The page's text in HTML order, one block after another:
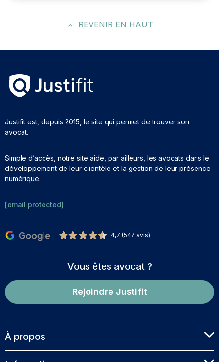
REVENIR EN HAUT
Justifit est, depuis 2015, le site qui permet de trouver son
avocat.
Simple d’accès, notre site aide, par ailleurs, les avocats dans le
développement de leur clientèle et la gestion de leur présence
numérique.
[email protected]
4,7 (547 avis)
Vous êtes avocat ?
Rejoindre Justifit
À propos